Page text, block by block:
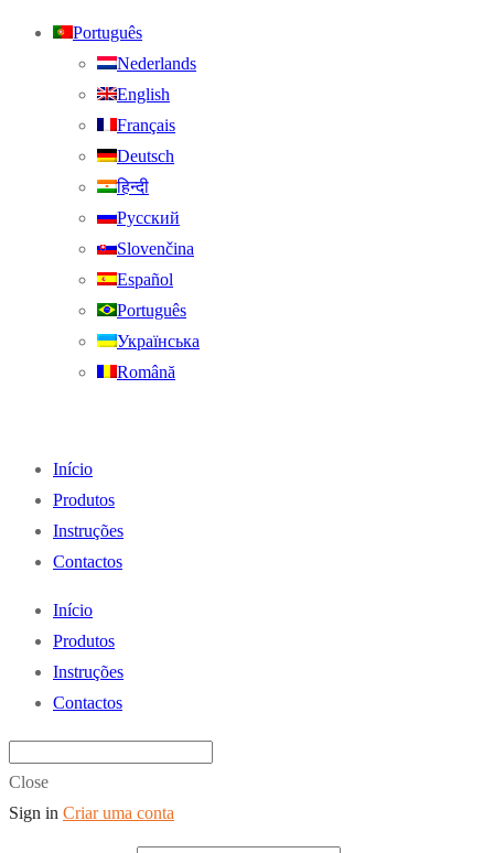
Português
Nederlands
English
Français
Deutsch
हिन्दी
Русский
Slovenčina
Español
Português
Українська
Română
Início
Produtos
Instruções
Contactos
Início
Produtos
Instruções
Contactos
Close
Sign in Criar uma conta